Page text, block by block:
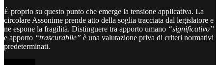
È proprio su questo punto che emerge la tensione applicativa. La
circolare Assonime prende atto della soglia tracciata dal legislatore e
ne espone la fragilità. Distinguere tra apporto umano “significativo”
e apporto “trascurabile” è una valutazione priva di criteri normativi
predeterminati.